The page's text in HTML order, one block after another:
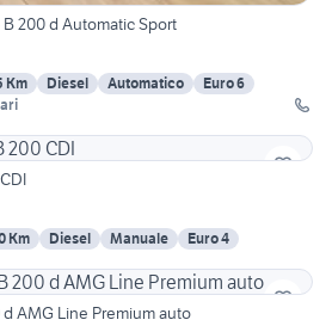
200 d Automatic Sport
Km Diesel Automatico
Euro 6
Km Diesel Manuale
Euro 4
AMG Line Premium auto